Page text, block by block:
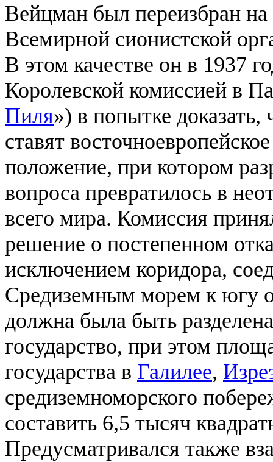
Вейцман был переизбран на
Всемирной сионистской
В этом качестве он в 1937
Королевской комиссией в
Пиля») в попытке доказать,
ставят
положение, при котором
вопроса превратилось в
всего мира. Комиссия
решение о постепенном
исключением коридора,
Средиземным морем к югу
должна была быть
государство, при этом
государства в Галилее,
средиземноморского
составить 6,5 тысяч
Предусматривался также